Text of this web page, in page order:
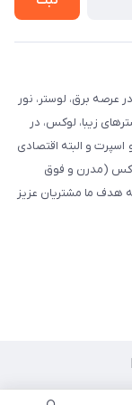
عرصه برق، لوستر، نور
زیبا، لوکس، در
و البته اقتصادی
(مدرن و فوق
هدف ما مشتریان عزیز